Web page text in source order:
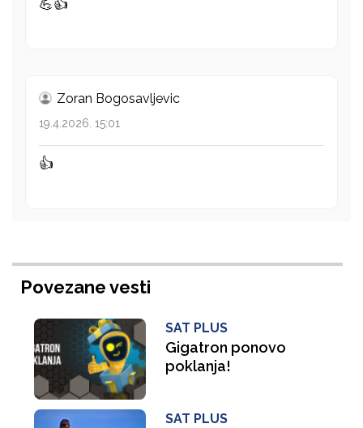
Zoran Bogosavljevic
19.4.2026. 15:01
👍
Povezane vesti
SAT PLUS
Gigatron ponovo
poklanja!
SAT PLUS